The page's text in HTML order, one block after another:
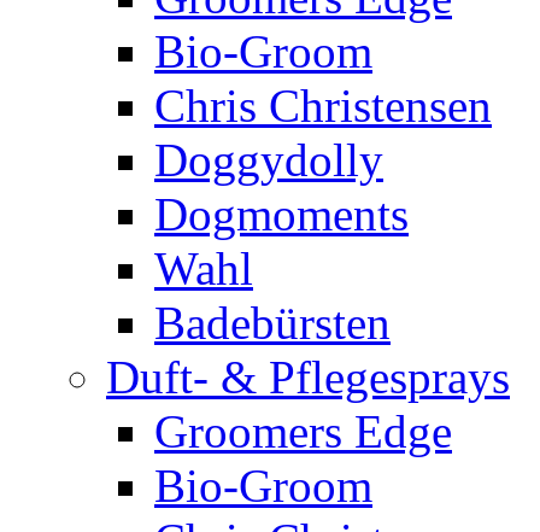
Bio-Groom
Chris Christensen
Doggydolly
Dogmoments
Wahl
Badebürsten
Duft- & Pflegesprays
Groomers Edge
Bio-Groom